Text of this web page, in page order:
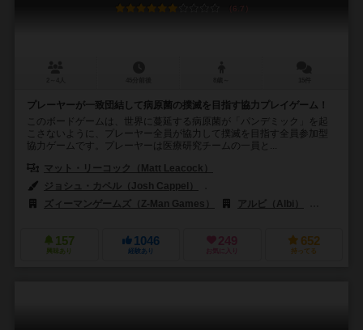
6.7
プレーヤーが一致団結して病原菌の撲滅を目指す協力プレイゲーム！
このボードゲームは、世界に蔓延する病原菌が「パンデミック」を起
こさないように、プレーヤー全員が協力して撲滅を目指す全員参加型
協力ゲームです。プレーヤーは医療研究チームの一員と...
マット・リーコック（Matt Leacock）
ジョシュ・カペル（Josh Cappel）
ズィーマンゲームズ（Z-Man Games）
アルビ（Albi）
157
興味あり
1046
経験あり
249
お気に入り
652
持ってる